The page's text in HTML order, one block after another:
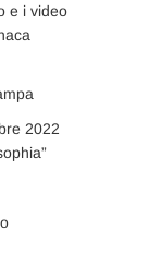
e i video
2022